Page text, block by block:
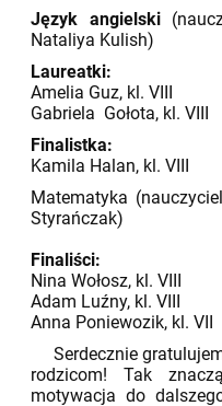
Język angielski
Nataliya Kulish)
Laureatki:
Amelia Guz, kl. VIII
Gabriela Gołota, kl. VIII
Finalistka:
Kamila Halan, kl. VIII
Matematyka
Finaliści:
Nina Wołosz, kl. VIII
Adam Luźny, kl. VIII
Anna Poniewozik, kl. VII
Serdecznie
rodzicom! Tak
motywacja do